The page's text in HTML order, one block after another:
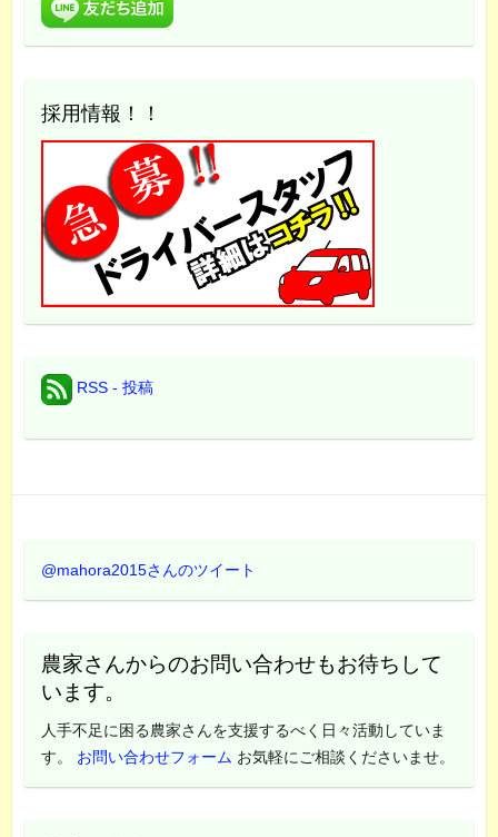
採用情報！！
RSS - 投稿
@mahora2015さんのツイート
農家さんからのお問い合わせもお待ちして
います。
人手不足に困る農家さんを支援するべく日々活動していま
す。 お問い合わせフォーム お気軽にご相談くださいませ。